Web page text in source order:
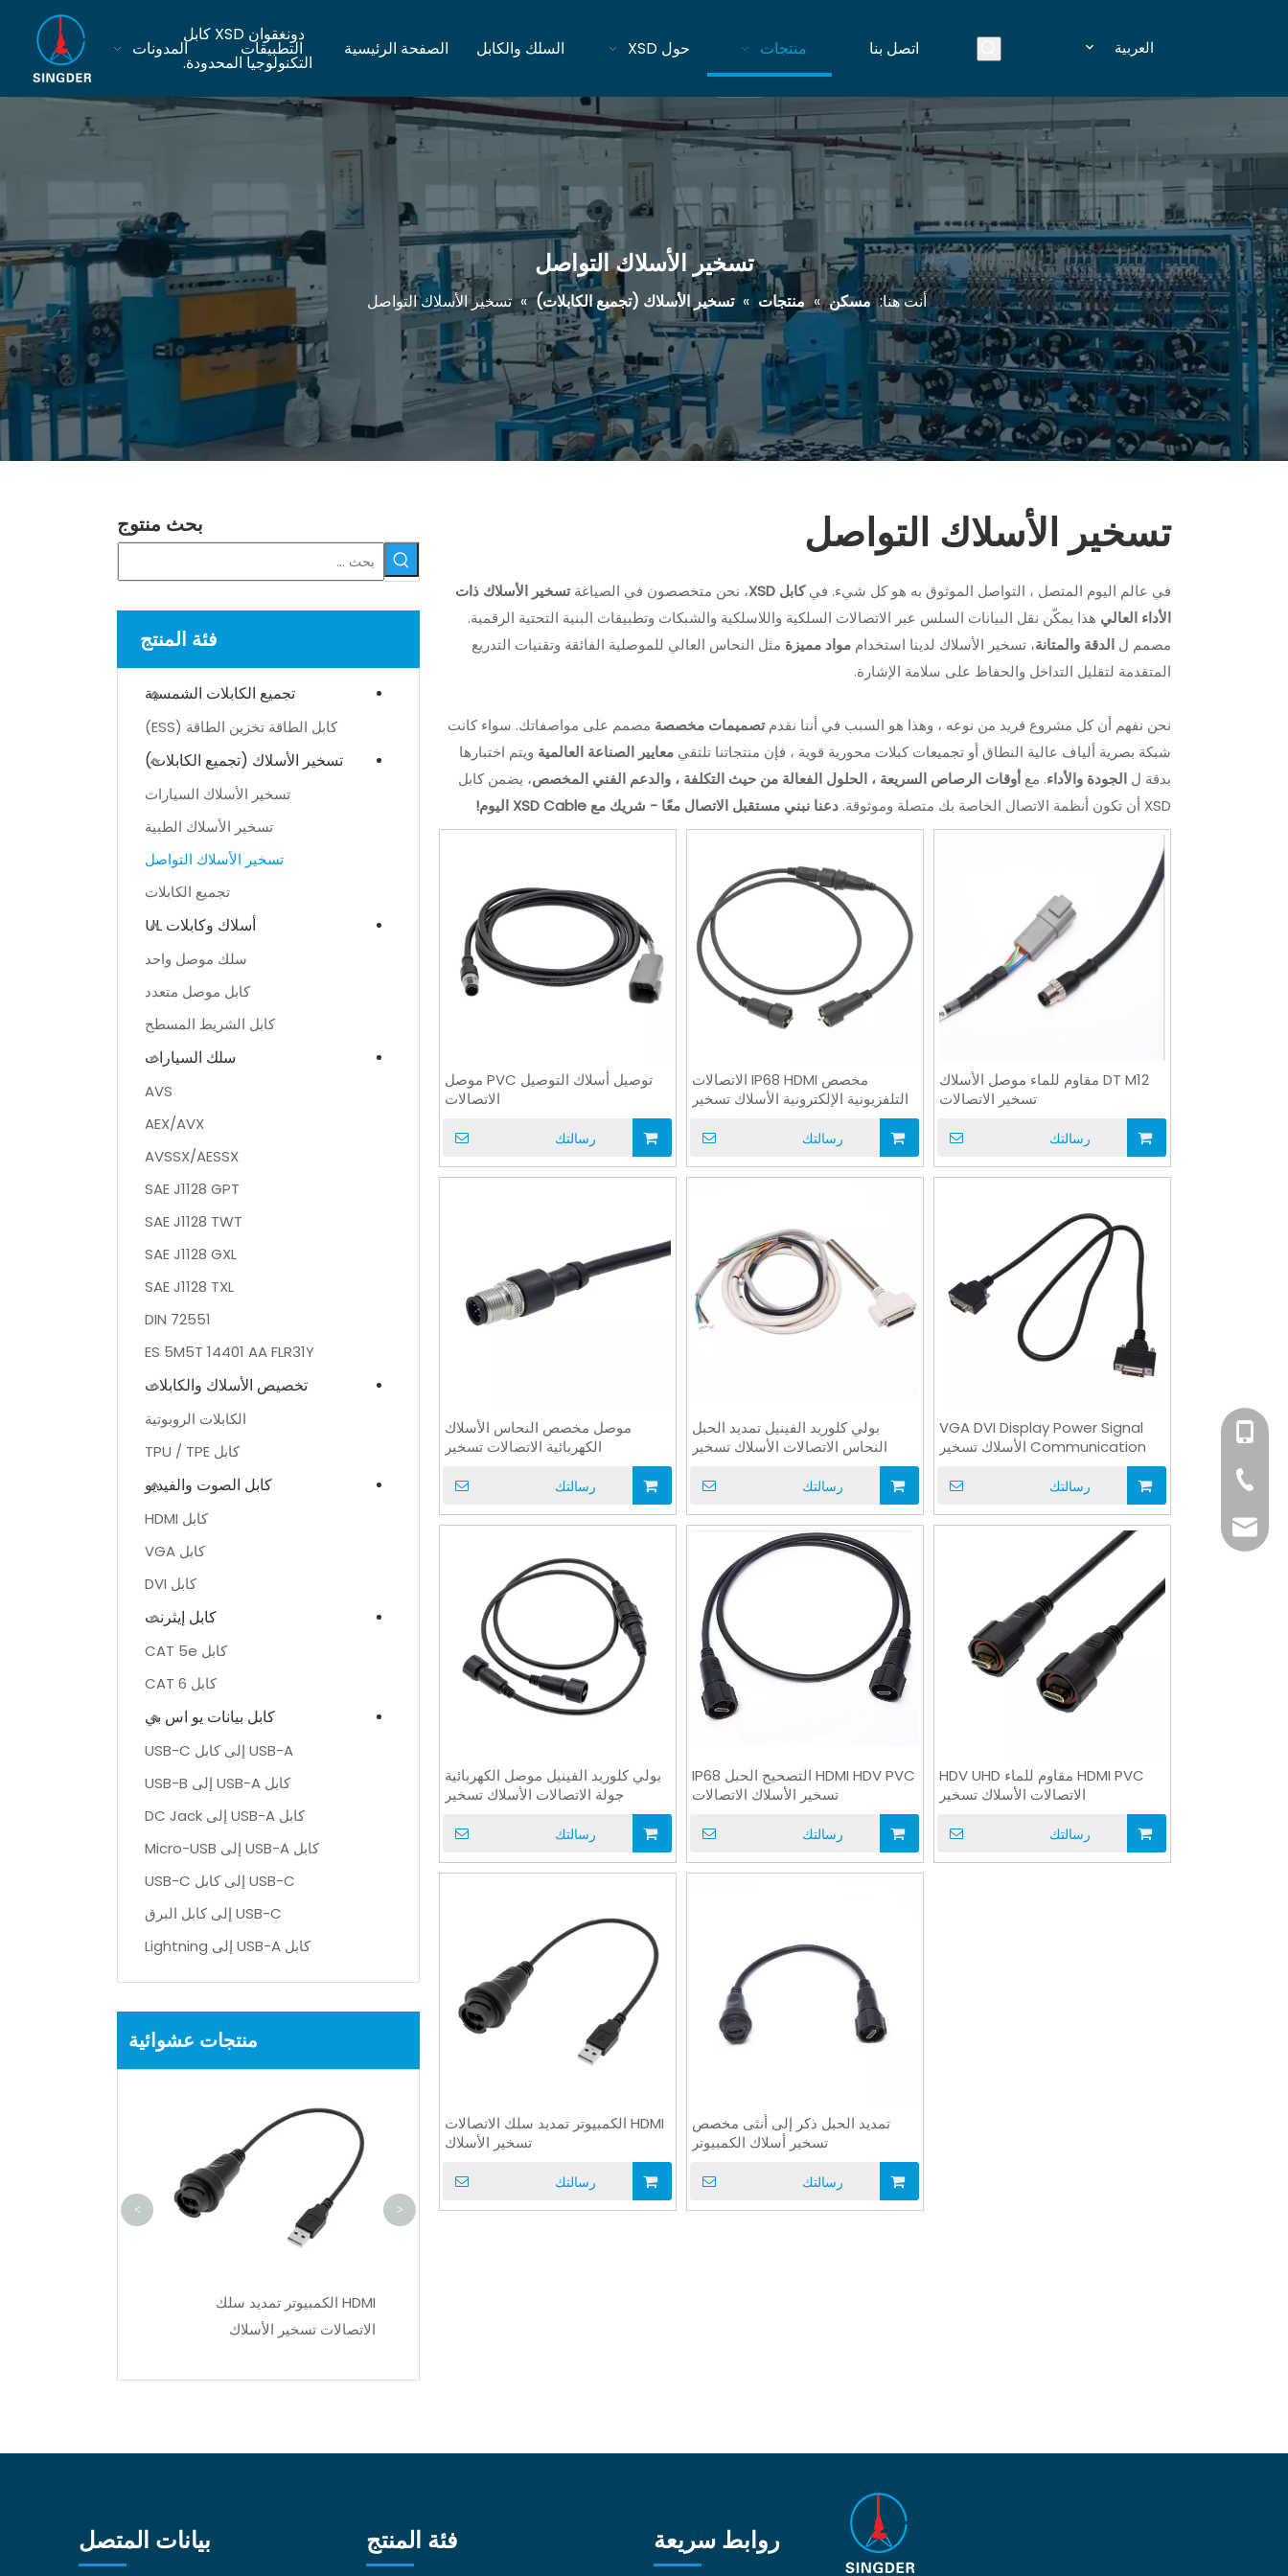
دونغقوان XSD كابل
التكنولوجيا المحدودة.
اتصل بنا منتجات حول XSD السلك والكابل الصفحة الرئيسية التطبيقات المدونات العربية
تسخير الأسلاك التواصل
أنت هنا: مسكن » منتجات » تسخير الأسلاك (تجميع الكابلات) » تسخير الأسلاك التواصل
بحث منتوج
فئة المنتج
تجميع الكابلات الشمسية
كابل الطاقة تخزين الطاقة (ESS)
تسخير الأسلاك (تجميع الكابلات)
تسخير الأسلاك السيارات
تسخير الأسلاك الطبية
تسخير الأسلاك التواصل
تجميع الكابلات
أسلاك وكابلات UL
سلك موصل واحد
كابل موصل متعدد
كابل الشريط المسطح
سلك السيارات
AVS
AEX/AVX
AVSSX/AESSX
SAE J1128 GPT
SAE J1128 TWT
SAE J1128 GXL
SAE J1128 TXL
DIN 72551
ES 5M5T 14401 AA FLR31Y
تخصيص الأسلاك والكابلات
الكابلات الروبوتية
كابل TPU / TPE
كابل الصوت والفيديو
كابل HDMI
كابل VGA
كابل DVI
كابل إيثرنت
كابل CAT 5e
كابل CAT 6
كابل بيانات يو اس بي
USB-A إلى كابل USB-C
كابل USB-A إلى USB-B
كابل USB-A إلى DC Jack
كابل USB-A إلى Micro-USB
USB-C إلى كابل USB-C
USB-C إلى كابل البرق
كابل USB-A إلى Lightning
منتجات عشوائية
HDMI الكمبيوتر تمديد سلك
الاتصالات تسخير الأسلاك
PH4.5mm 2PIN OEM كابل الجمعية
المسطح ذو درجة الحرارة العالية
UL1330 AWM
< >
تسخير الأسلاك التواصل
في عالم اليوم المتصل ، التواصل الموثوق به هو كل شيء. فيكابل XSD ، نحن متخصصون في الصياغةتسخير الأسلاك ذات
الأداء العالي هذا يمكّن نقل البيانات السلس عبر الاتصالات السلكية واللاسلكية والشبكات وتطبيقات البنية التحتية الرقمية.
مصمم ل الدقة والمتانة، تسخير الأسلاك لدينا استخدام مواد مميزة مثل النحاس العالي للموصلية الفائقة وتقنيات التدريع
المتقدمة لتقليل التداخل والحفاظ على سلامة الإشارة.
نحن نفهم أن كل مشروع فريد من نوعه ، وهذا هو السبب في أننا نقدمتصميمات مخصصة مصمم على مواصفاتك. سواء كانت
شبكة بصرية ألياف عالية النطاق أو تجميعات كبلات محورية قوية ، فإن منتجاتنا تلتقي معايير الصناعة العالمية ويتم اختبارها
بدقة ل الجودة والأداء. مع أوقات الرصاص السريعة ، الحلول الفعالة من حيث التكلفة ، والدعم الفني المخصص، يضمن كابل
XSD أن تكون أنظمة الاتصال الخاصة بك متصلة وموثوقة.
دعنا نبني مستقبل الاتصال معًا - شريك مع XSD Cable اليوم!
توصيل أسلاك التوصيل PVC موصل
الاتصالات
رسالتك
مخصص IP68 HDMI الاتصالات
التلفزيونية الإلكترونية الأسلاك تسخير
رسالتك
DT M12 مقاوم للماء موصل الأسلاك
تسخير الاتصالات
رسالتك
موصل مخصص النحاس الأسلاك
الكهربائية الاتصالات تسخير
رسالتك
بولي كلوريد الفينيل تمديد الحبل
النحاس الاتصالات الأسلاك تسخير
رسالتك
VGA DVI Display Power Signal
Communication الأسلاك تسخير
رسالتك
بولي كلوريد الفينيل موصل الكهربائية
جولة الاتصالات الأسلاك تسخير
رسالتك
HDMI HDV PVC التصحيح الحبل IP68
تسخير الأسلاك الاتصالات
رسالتك
HDMI PVC مقاوم للماء HDV UHD
الاتصالات الأسلاك تسخير
رسالتك
HDMI الكمبيوتر تمديد سلك الاتصالات
تسخير الأسلاك
رسالتك
تمديد الحبل ذكر إلى أنثى مخصص
تسخير أسلاك الكمبيوتر
رسالتك
روابط سريعة فئة المنتج بيانات المتصل
+86-15814198581
+86-769-